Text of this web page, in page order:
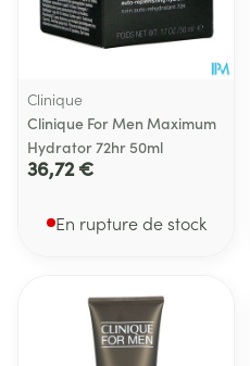
Clinique
Clinique For Men Maximum
Hydrator 72hr 50ml
36,72 €
En rupture de stock